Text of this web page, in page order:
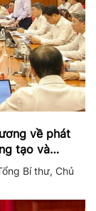
về phát
tạo và
Bí thư, Chủ